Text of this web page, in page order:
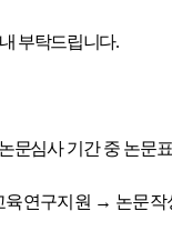
부탁드립니다.
논문심사 기간 중 논문
육연구지원 → 논문작